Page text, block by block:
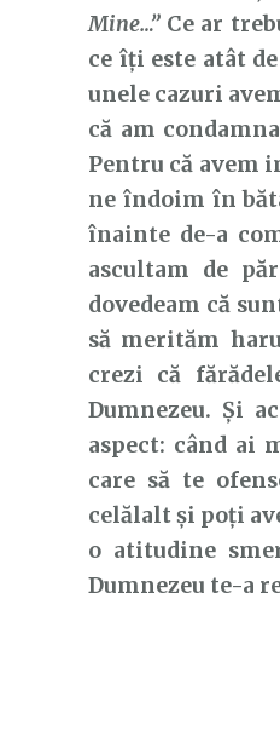
Mine…” Ce ar
ce îți este atât
unele cazuri
că am
Pentru că avem
ne îndoim în
înainte de-a
ascultam de
dovedeam că
să merităm
crezi că
Dumnezeu. Și
aspect: când ai
care să te
celălalt și poți
o atitudine
Dumnezeu te-a